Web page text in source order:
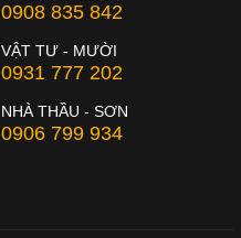
0908 835 842
VẬT TƯ - MƯỜI
0931 777 202
NHÀ THẦU - SƠN
0906 799 934